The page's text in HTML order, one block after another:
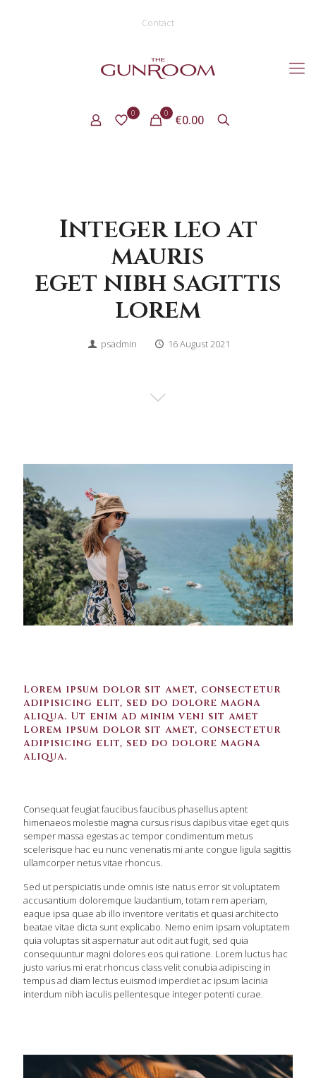
Contact
0 0 €0.00
Integer leo at
mauris
eget nibh sagittis
lorem
psadmin 16 August 2021
Lorem ipsum dolor sit amet, consectetur
adipisicing elit, sed do dolore magna
aliqua. Ut enim ad minim veni sit amet
Lorem ipsum dolor sit amet, consectetur
adipisicing elit, sed do dolore magna
aliqua.
Consequat feugiat faucibus faucibus phasellus aptent
himenaeos molestie magna cursus risus dapibus vitae eget quis
semper massa egestas ac tempor condimentum metus
scelerisque hac eu nunc venenatis mi ante congue ligula sagittis
ullamcorper netus vitae rhoncus.
Sed ut perspiciatis unde omnis iste natus error sit voluptatem
accusantium doloremque laudantium, totam rem aperiam,
eaque ipsa quae ab illo inventore veritatis et quasi architecto
beatae vitae dicta sunt explicabo. Nemo enim ipsam voluptatem
quia voluptas sit aspernatur aut odit aut fugit, sed quia
consequuntur magni dolores eos qui ratione. Lorem luctus hac
justo varius mi erat rhoncus class velit conubia adipiscing in
tempus ad diam lectus euismod imperdiet ac ipsum lacinia
interdum nibh iaculis pellentesque integer potenti curae.